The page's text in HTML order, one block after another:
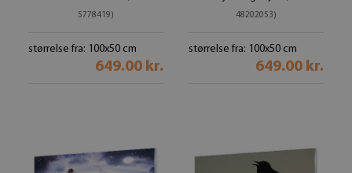
5778419)
størrelse fra: 100x50 cm
649.00 kr.
48202053)
størrelse fra: 100x50 cm
649.00 kr.